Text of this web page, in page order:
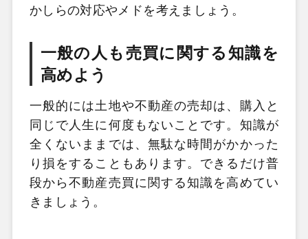
かしらの対応やメドを考えましょう。
一般の人も売買に関する知識を
高めよう
一般的には土地や不動産の売却は、購入と
同じで人生に何度もないことです。知識が
全くないままでは、無駄な時間がかかった
り損をすることもあります。できるだけ普
段から不動産売買に関する知識を高めてい
きましょう。